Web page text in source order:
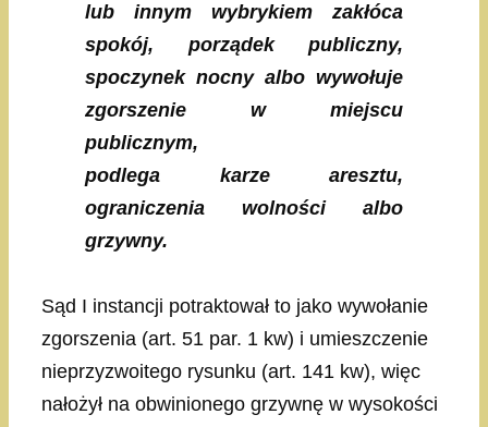
lub innym wybrykiem zakłóca
spokój, porządek publiczny,
spoczynek nocny albo wywołuje
zgorszenie w miejscu
publicznym,
podlega karze aresztu,
ograniczenia wolności albo
grzywny.
Sąd I instancji potraktował to jako wywołanie
zgorszenia (art. 51 par. 1 kw) i umieszczenie
nieprzyzwoitego rysunku (art. 141 kw), więc
nałożył na obwinionego grzywnę w wysokości